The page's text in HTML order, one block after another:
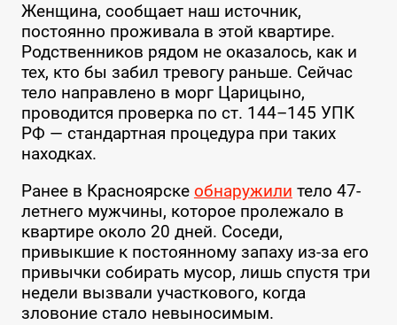
Женщина, сообщает наш источник,
постоянно проживала в этой квартире.
Родственников рядом не оказалось, как и
тех, кто бы забил тревогу раньше. Сейчас
тело направлено в морг Царицыно,
проводится проверка по ст. 144–145 УПК
РФ — стандартная процедура при таких
находках.
Ранее в Красноярске обнаружили тело 47-
летнего мужчины, которое пролежало в
квартире около 20 дней. Соседи,
привыкшие к постоянному запаху из-за его
привычки собирать мусор, лишь спустя три
недели вызвали участкового, когда
зловоние стало невыносимым.